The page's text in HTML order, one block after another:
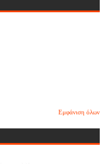
Εμφάνιση όλων